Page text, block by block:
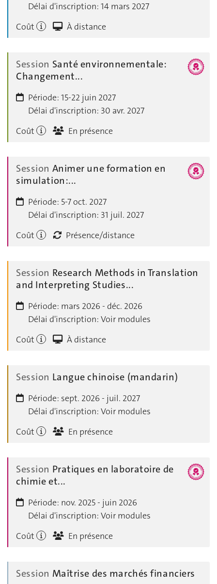
Délai d'inscription: 14 mars 2027
Coût
À distance
Session Santé environnementale:
Changement...
Période: 15-22 juin 2027
Délai d'inscription: 30 avr. 2027
Coût
En présence
Session Animer une formation en
simulation:...
Période: 5-7 oct. 2027
Délai d'inscription: 31 juil. 2027
Coût
Présence/distance
Session Research Methods in Translation
and Interpreting Studies...
Période: mars 2026 - déc. 2026
Délai d'inscription: Voir modules
Coût
À distance
Session Langue chinoise (mandarin)
Période: sept. 2026 - juil. 2027
Délai d'inscription: Voir modules
Coût
En présence
Session Pratiques en laboratoire de
chimie et...
Période: nov. 2025 - juin 2026
Délai d'inscription: Voir modules
Coût
En présence
Session Maîtrise des marchés financiers